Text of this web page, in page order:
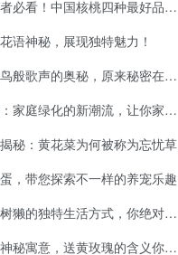
看！中国核桃四种最好品种大比拼！
语神秘，展现独特魅力！
歌声的奥秘，原来秘密在这款耳机中
庭绿化的新潮流，让你家焕然一新
秘：黄花菜为何被称为忘忧草
，带您探索不一样的养宠乐趣
的独特生活方式，你绝对想不到！
寓意，送黄玫瑰的含义你了解吗？
看！中国核桃四种最好品种大比拼！
语神秘，展现独特魅力！
歌声的奥秘，原来秘密在这款耳机中
庭绿化的新潮流，让你家焕然一新
秘：黄花菜为何被称为忘忧草
，带您探索不一样的养宠乐趣
的独特生活方式，你绝对想不到！
寓意，送黄玫瑰的含义你了解吗？